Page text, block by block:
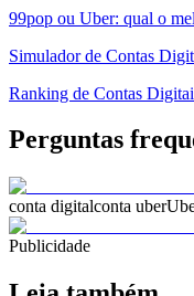
99pop ou Uber: qual o
Simulador de Contas
Ranking de Contas
Perguntas
conta digitalconta uber
Publicidade